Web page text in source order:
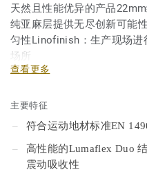
天然且性能优异的产品
纯亚麻层提供无尽创新可能
匀性Linofinish：生产现场进
场所
查看更多
主要特征
符合运动地材标准EN
高性能的Lumaflex Duo
震动吸收性